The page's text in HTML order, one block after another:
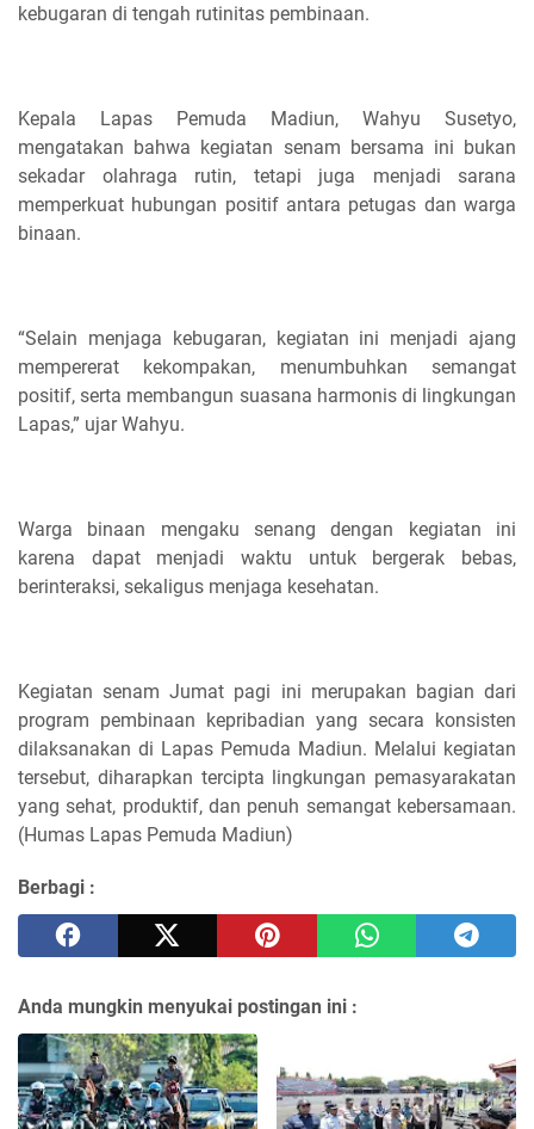
kebugaran di tengah rutinitas pembinaan.
Kepala Lapas Pemuda Madiun, Wahyu Susetyo,
mengatakan bahwa kegiatan senam bersama ini bukan
sekadar olahraga rutin, tetapi juga menjadi sarana
memperkuat hubungan positif antara petugas dan warga
binaan.
“Selain menjaga kebugaran, kegiatan ini menjadi ajang
mempererat kekompakan, menumbuhkan semangat
positif, serta membangun suasana harmonis di lingkungan
Lapas,” ujar Wahyu.
Warga binaan mengaku senang dengan kegiatan ini
karena dapat menjadi waktu untuk bergerak bebas,
berinteraksi, sekaligus menjaga kesehatan.
Kegiatan senam Jumat pagi ini merupakan bagian dari
program pembinaan kepribadian yang secara konsisten
dilaksanakan di Lapas Pemuda Madiun. Melalui kegiatan
tersebut, diharapkan tercipta lingkungan pemasyarakatan
yang sehat, produktif, dan penuh semangat kebersamaan.
(Humas Lapas Pemuda Madiun)
Berbagi :
Anda mungkin menyukai postingan ini :